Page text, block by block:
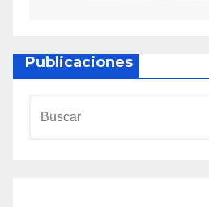
Publicaciones